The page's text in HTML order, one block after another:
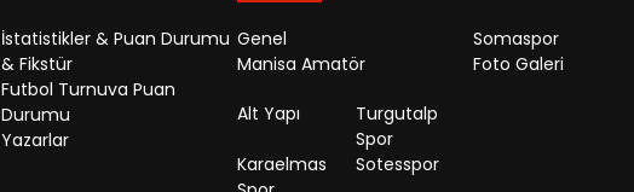
İstatistikler & Puan Durumu
& Fikstür
Futbol Turnuva Puan
Durumu
Yazarlar
Genel
Somaspor
Manisa Amatör
Alt Yapı
Turgutalp
Spor
Karaelmas
Sotesspor
Foto Galeri